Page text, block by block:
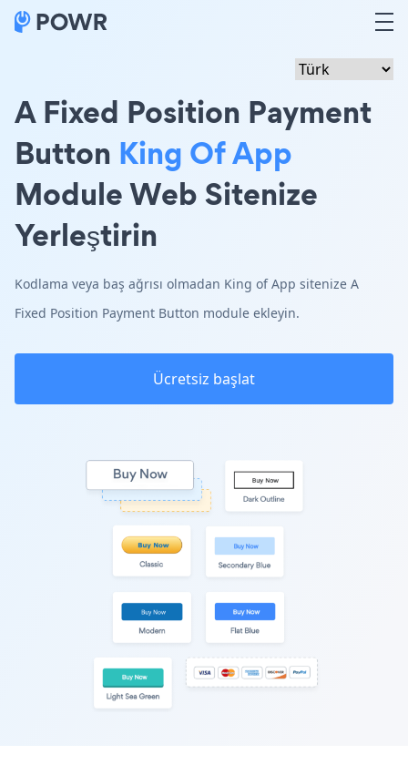
A Fixed Position Payment
Button King Of App
Module Web Sitenize
Yerleştirin
Kodlama veya baş ağrısı olmadan King of App sitenize A
Fixed Position Payment Button module ekleyin.
Ücretsiz başlat